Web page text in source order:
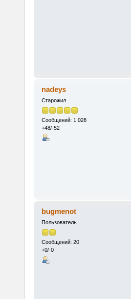
nadeys
Старожил
Сообщений: 1 028
+48/-52
bugmenot
Пользователь
Сообщений: 20
+0/-0